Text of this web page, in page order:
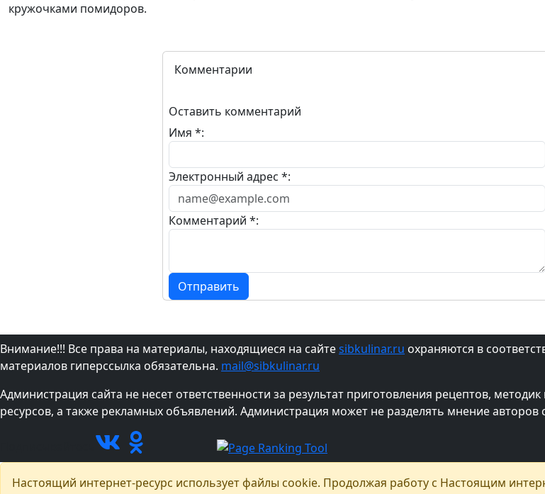
кружочками помидоров.
Комментарии
Оставить комментарий
Имя *:
Электронный адрес *:
Комментарий *:
Отправить
Внимание!!! Все права на материалы, находящиеся на сайтеsibkulinar.ru охраняются в
материалов гиперссылка обязательна. mail@sibkulinar.ru
Администрация сайта не несет ответственности за результат приготовления рецептов,
ресурсов, а также рекламных объявлений. Администрация может не разделять мнение авторов
Настоящий интернет-ресурс использует файлы cookie. Продолжая работу с Настоящим